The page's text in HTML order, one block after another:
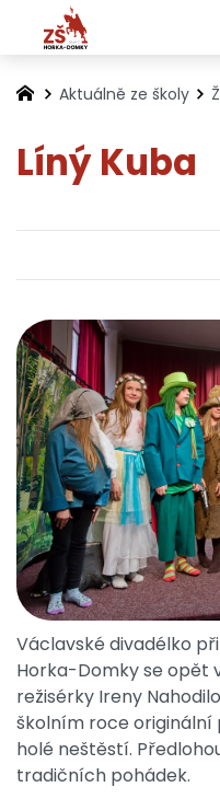
Aktuálně ze školy
Líný Kuba
Václavské divadélko
Horka-Domky se opět
režisérky Ireny
školním roce originální
holé neštěstí.
tradičních pohádek.